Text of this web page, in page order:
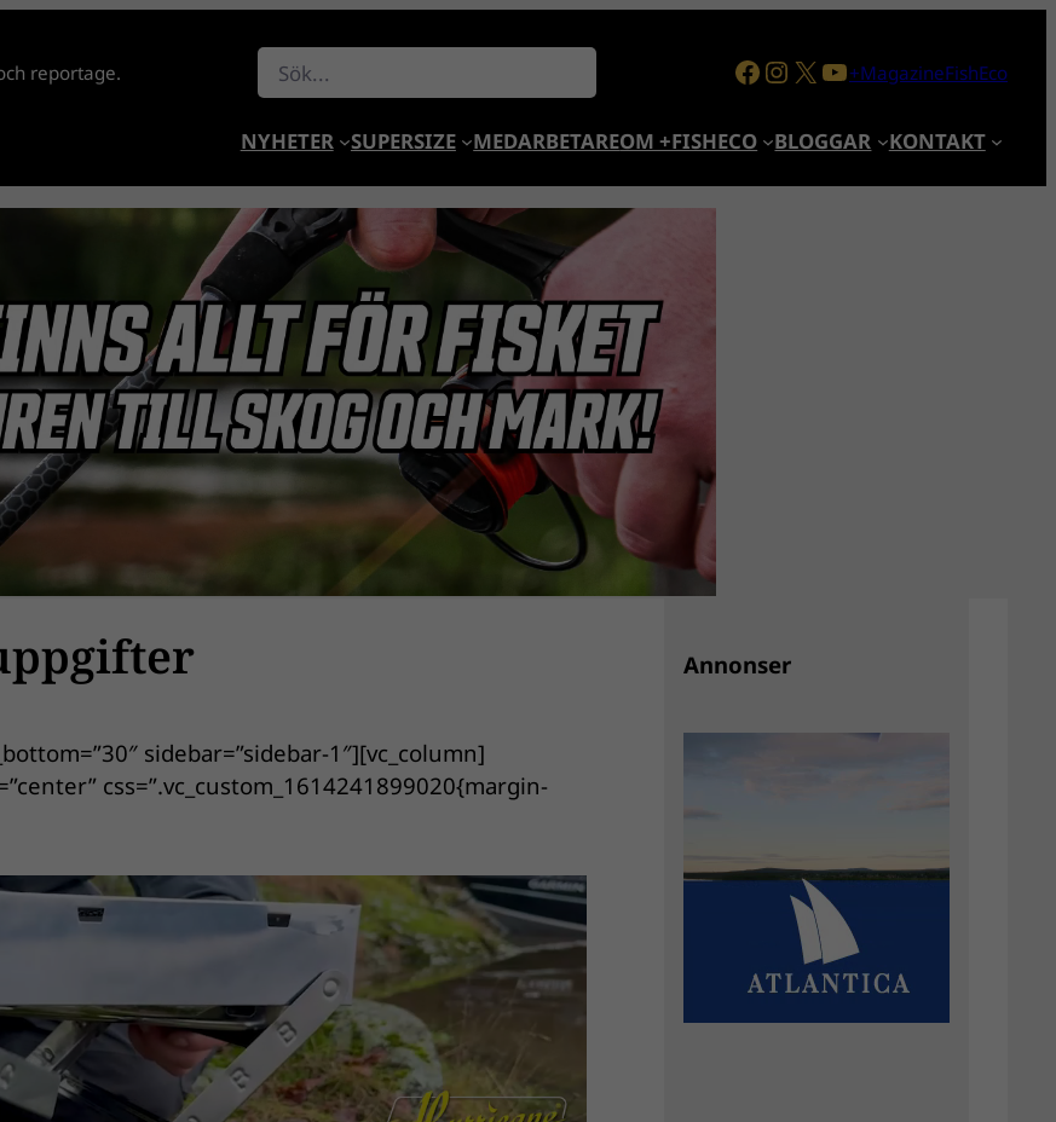
reportage. Sök Facebook
Instagram
X YouTube
+MagazineFishEco
NYHETER SUPERSIZE MEDARBETAREOM +FISHECO BLOGGAR KONTAKT
sidebar=”sidebar-1″][vc_column]
css=”.vc_custom_1614241899020{margin-
Annonser